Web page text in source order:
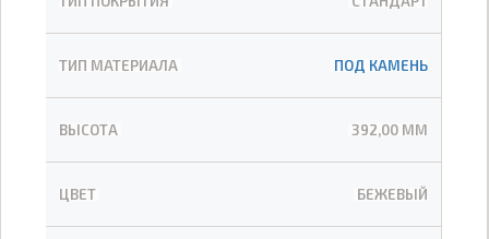
ТИП МАТЕРИАЛА ПОД КАМЕНЬ
ВЫСОТА 392,00 ММ
ЦВЕТ БЕЖЕВЫЙ